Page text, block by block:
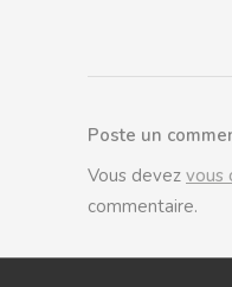
Poste un
Vous devez vous
commentaire.